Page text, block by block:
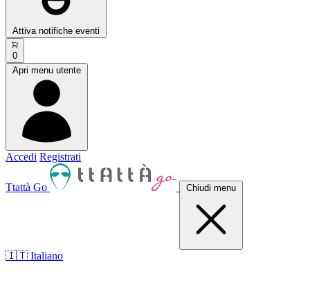
Attiva notifiche eventi
0
Apri menu utente
Accedi Registrati
Ttattà Go Chiudi menu
🇮🇹 Italiano